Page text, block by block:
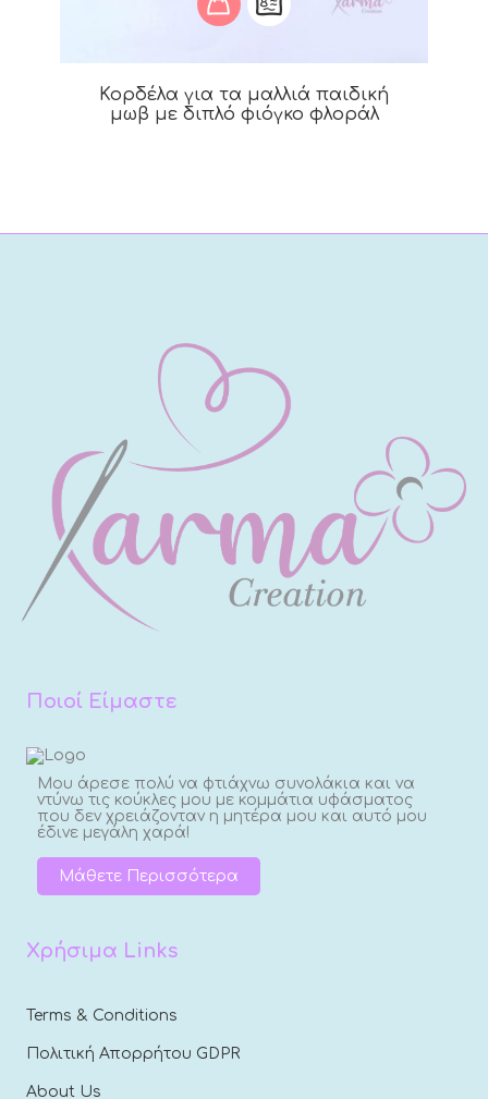
Κορδέλα για τα μαλλιά παιδική
μωβ με διπλό φιόγκο φλοράλ
Ποιοί Είμαστε
Μου άρεσε πολύ να φτιάχνω συνολάκια και να
ντύνω τις κούκλες μου με κομμάτια υφάσματος
που δεν χρειάζονταν η μητέρα μου και αυτό μου
έδινε μεγάλη χαρά!
Μάθετε Περισσότερα
Χρήσιμα Links
Terms & Conditions
Πολιτική Απορρήτου GDPR
About Us